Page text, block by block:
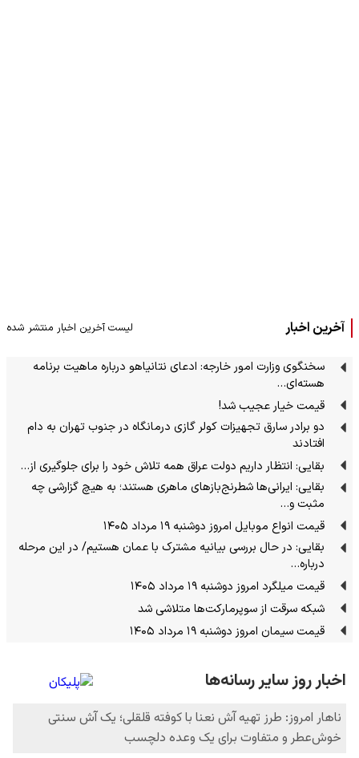
آخرین اخبار لیست آخرین اخبار منتشر شده
سخنگوی وزارت امور خارجه: ادعای نتانیاهو درباره ماهیت برنامه
هسته‌ای…
قیمت خیار عجیب شد!
دو برادر سارق تجهیزات کولر گازی درمانگاه در جنوب تهران به دام
افتادند
بقایی: انتظار داریم دولت عراق همه تلاش خود را برای جلوگیری از…
بقایی: ایرانی‌ها شطرنج‌بازهای ماهری هستند؛ به هیچ گزارشی چه
مثبت و…
قیمت انواع موبایل امروز دوشنبه ۱۹ مرداد ۱۴۰۵
بقایی: در حال بررسی بیانیه مشترک با عمان هستیم/ در این مرحله
درباره…
قیمت میلگرد امروز دوشنبه ۱۹ مرداد ۱۴۰۵
شبکه سرقت از سوپرمارکت‌ها متلاشی شد
قیمت سیمان امروز دوشنبه ۱۹ مرداد ۱۴۰۵